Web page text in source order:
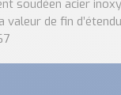
soudéen acier
de fin